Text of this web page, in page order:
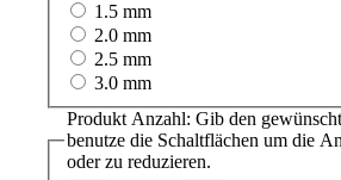
1.5 mm
2.0 mm
2.5 mm
3.0 mm
Produkt Anzahl: Gib den
benutze die Schaltflächen um die
oder zu reduzieren.